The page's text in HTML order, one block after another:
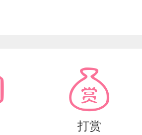
碰在一起。而影子一个
了，剩下的我来就好。
打赏